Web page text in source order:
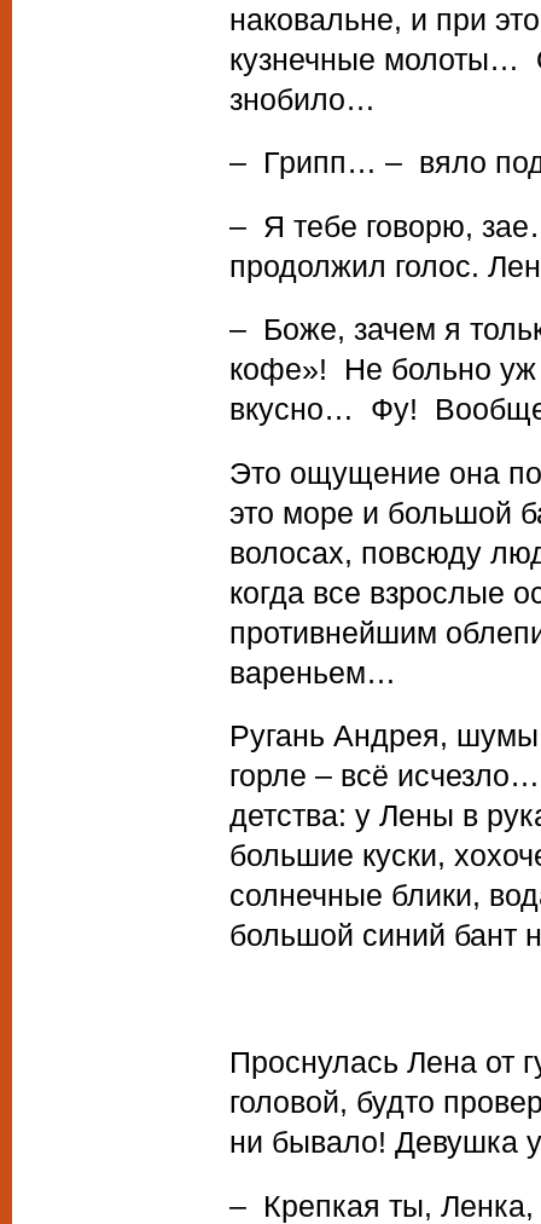
наковальне, и при
кузнечные молоты…
знобило…
– Грипп… – вяло
– Я тебе говорю,
продолжил голос.
– Боже, зачем я
кофе»! Не больно
вкусно… Фу!
Это ощущение она
это море и большой
волосах, повсюду
когда все взрослые
противнейшим
вареньем…
Ругань Андрея, шумы
горле – всё
детства: у Лены в
большие куски,
солнечные блики,
большой синий бант
Проснулась Лена от
головой, будто
ни бывало! Девушка
– Крепкая ты, Ленка,